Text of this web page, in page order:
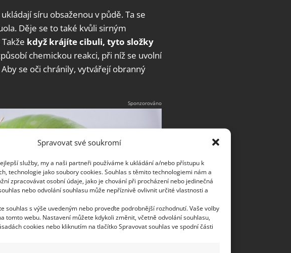
Spravovat své soukromí
služby, my a naši partneři používáme k ukládání a/nebo přístupu k
technologie jako soubory cookies. Souhlas s těmito technologiemi nám a
zpracovávat osobní údaje, jako je chování při procházení nebo jedinečná
nebo odvolání souhlasu může nepříznivě ovlivnit určité vlastnosti a
souhlas s výše uvedeným nebo proveďte podrobnější rozhodnutí. Vaše volby
tomto webu. Nastavení můžete kdykoli změnit, včetně odvolání souhlasu,
cookies nebo kliknutím na tlačítko Spravovat souhlas ve spodní části
síru obsaženou v půdě. Ta se
Děje se to také kvůli sirným
když krájíte cibuli, tyto složky
chemickou reakci, při níž se uvolní
se oči chránily, vytvářejí obranný